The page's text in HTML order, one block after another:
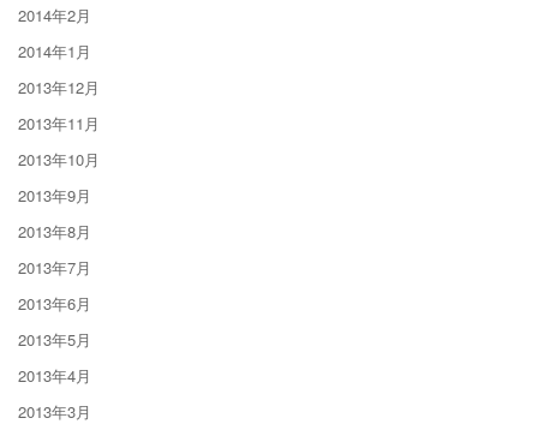
2014年2月
2014年1月
2013年12月
2013年11月
2013年10月
2013年9月
2013年8月
2013年7月
2013年6月
2013年5月
2013年4月
2013年3月